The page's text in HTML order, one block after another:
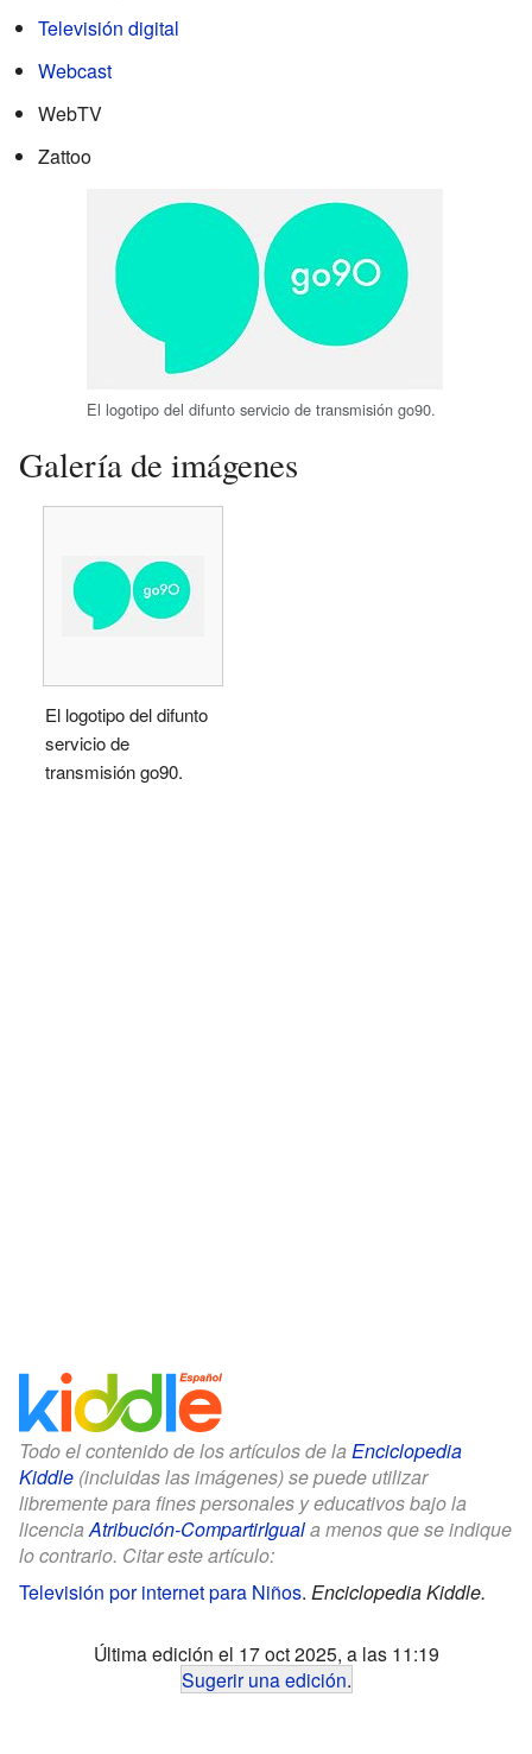
Televisión digital
Webcast
WebTV
Zattoo
El logotipo del difunto servicio de transmisión go90.
Galería de imágenes
El logotipo del difunto
servicio de
transmisión go90.
Todo el contenido de los artículos de la Enciclopedia
Kiddle (incluidas las imágenes) se puede utilizar
libremente para fines personales y educativos bajo la
licenciaAtribución-CompartirIguala menos que se indique
lo contrario. Citar este artículo:
Televisión por internet para Niños. Enciclopedia Kiddle.
Última edición el 17 oct 2025, a las 11:19
Sugerir una edición.